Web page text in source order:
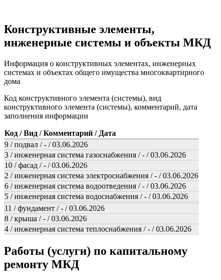
Конструктивные элементы,
инженерные системы и объекты МКД
Информация о конструктивных элементах, инженерных
системах и объектах общего имущества многоквартирного
дома
Код конструктивного элемента (системы), вид
конструктивного элемента (системы), комментарий, дата
заполнения информации
Код / Вид / Комментарий / Дата
9 / подвал / - / 03.06.2026
3 / инженерная система газоснабжения / - / 03.06.2026
10 / фасад / - / 03.06.2026
2 / инженерная система электроснабжения / - / 03.06.2026
6 / инженерная система водоотведения / - / 03.06.2026
5 / инженерная система водоснабжения / - / 03.06.2026
11 / фундамент / - / 03.06.2026
8 / крыша / - / 03.06.2026
4 / инженерная система теплоснабжения / - / 03.06.2026
Работы (услуги) по капитальному
ремонту МКД